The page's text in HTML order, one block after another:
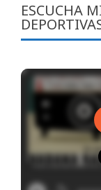
ESCUCHA